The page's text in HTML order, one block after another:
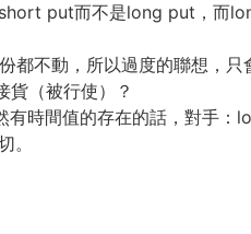
put而不是long put，而
不動，所以過度的聯想，只
（被行使）？
時間值的存在的話，對手
。